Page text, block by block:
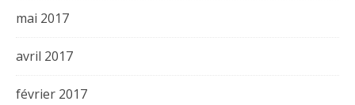
mai 2017
avril 2017
février 2017